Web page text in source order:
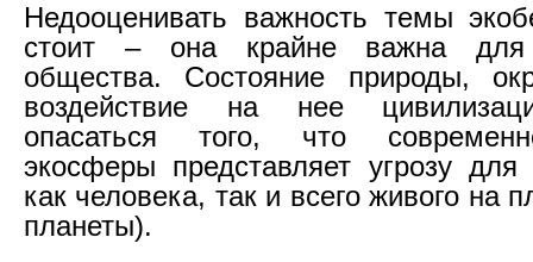
Недооценивать важность темы
стоит – она крайне важна для
общества. Состояние природы,
воздействие на нее
опасаться того, что
экосферы представляет угрозу для
как человека, так и всего живого на
планеты).